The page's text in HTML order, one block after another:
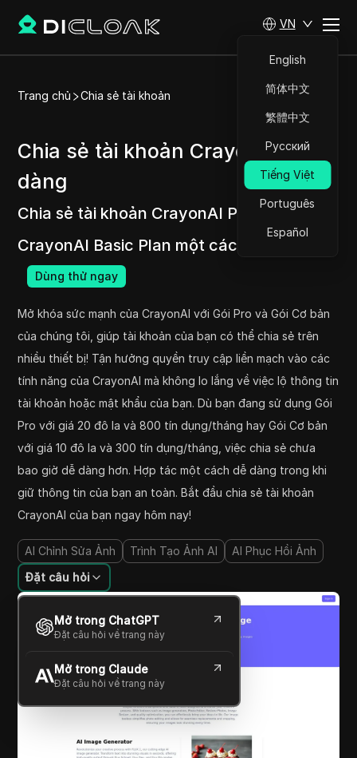
VN
English
简体中文
繁體中文
Русский
Tiếng Việt
Português
Español
Trang chủ Chia sẻ tài khoản
Chia sẻ tài khoản CrayonAI dễ
dàng
Chia sẻ tài khoản CrayonAI Pro Plan và
CrayonAI Basic Plan một cách dễ dàng.
Dùng thử ngay
Mở khóa sức mạnh của CrayonAI với Gói Pro và Gói Cơ bản
của chúng tôi, giúp tài khoản của bạn có thể chia sẻ trên
nhiều thiết bị! Tận hưởng quyền truy cập liền mạch vào các
tính năng của CrayonAI mà không lo lắng về việc lộ thông tin
tài khoản hoặc mật khẩu của bạn. Dù bạn đang sử dụng Gói
Pro với giá 20 đô la và 800 tín dụng/tháng hay Gói Cơ bản
với giá 10 đô la và 300 tín dụng/tháng, việc chia sẻ chưa
bao giờ dễ dàng hơn. Hợp tác một cách dễ dàng trong khi
giữ thông tin của bạn an toàn. Bắt đầu chia sẻ tài khoản
CrayonAI của bạn ngay hôm nay!
AI Chỉnh Sửa Ảnh Trình Tạo Ảnh AI
AI Phục Hồi Ảnh
Đặt câu hỏi
Mở trong ChatGPT
Đặt câu hỏi về trang này
Mở trong Claude
Đặt câu hỏi về trang này